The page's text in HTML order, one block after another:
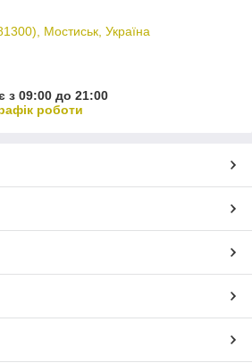
Мостиськ, Україна
з 09:00 до 21:00
роботи